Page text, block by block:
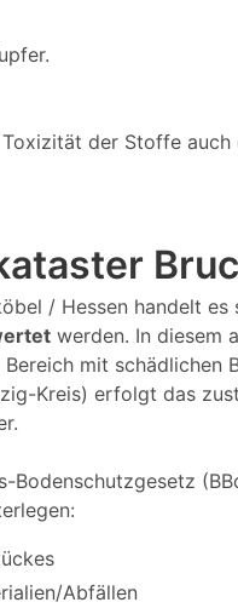
der Stoffe
/ Hessen handelt es
werden. In diesem
mit
Kreis) erfolgt das
Bodenschutzgesetz
Abfällen